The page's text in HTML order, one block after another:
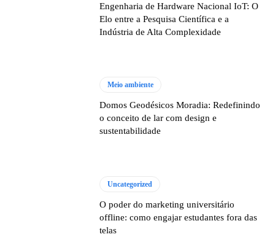
Engenharia de Hardware Nacional IoT: O
Elo entre a Pesquisa Científica e a
Indústria de Alta Complexidade
Meio ambiente
Domos Geodésicos Moradia: Redefinindo
o conceito de lar com design e
sustentabilidade
Uncategorized
O poder do marketing universitário
offline: como engajar estudantes fora das
telas